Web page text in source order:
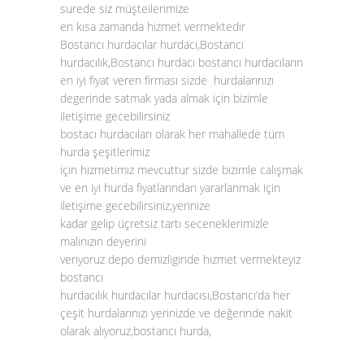
surede siz müşteilerimize
en kısa zamanda hizmet vermektedir
Bostancı hurdacılar hurdacı,Bostancı
hurdacılık,Bostancı hurdacı bostancı hurdacıların
en iyi fiyat veren firması sizde hurdalarınızı
degerinde satmak yada almak için bizimle
iletişime gecebilirsiniz
bostacı hurdacıları olarak her mahallede tüm
hurda şeşitlerimiz
için hizmetimiz mevcuttur sizde bizimle calışmak
ve en iyi hurda fiyatlarından yararlanmak için
iletişime gecebilirsiniz,yerinize
kadar gelip üçretsiz tartı seceneklerimizle
malınızın deyerini
veriyoruz depo demizliginde hizmet vermekteyiz
bostancı
hurdacılık hurdacılar hurdacısı,Bostancı’da her
çeşit hurdalarınızı yerinizde ve değerinde nakit
olarak alıyoruz,bostancı hurda,